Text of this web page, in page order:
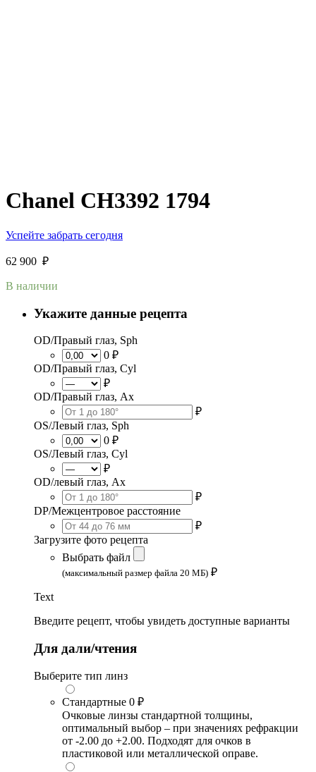
Chanel CH3392 1794
Успейте забрать сегодня
62 900 ₽
В наличии
Укажите данные рецепта
OD/Правый глаз, Sph
0 ₽
OD/Правый глаз, Cyl
₽
OD/Правый глаз, Ax
₽
OS/Левый глаз, Sph
0 ₽
OS/Левый глаз, Cyl
₽
OD/левый глаз, Ax
₽
DP/Межцентровое расстояние
₽
Загрузите фото рецепта
Выбрать файл
(максимальный размер файла 20 МБ) ₽
Text
Введите рецепт, чтобы увидеть доступные варианты
Для дали/чтения
Выберите тип линз
Стандартные 0 ₽
Очковые линзы стандартной толщины,
оптимальный выбор – при значениях рефракции
от -2.00 до +2.00. Подходят для очков в
пластиковой или металлической оправе.